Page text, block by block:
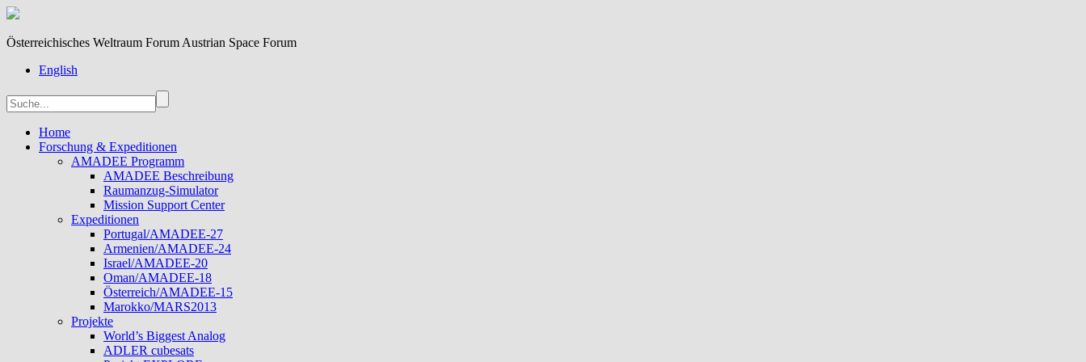
Österreichisches Weltraum Forum Austrian Space Forum
English
Home
Forschung & Expeditionen
AMADEE Programm
AMADEE Beschreibung
Raumanzug-Simulator
Mission Support Center
Expeditionen
Portugal/AMADEE-27
Armenien/AMADEE-24
Israel/AMADEE-20
Oman/AMADEE-18
Österreich/AMADEE-15
Marokko/MARS2013
Projekte
World’s Biggest Analog
ADLER cubesats